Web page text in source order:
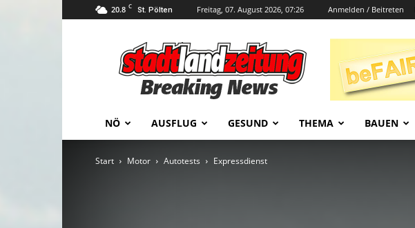
20.8 C St. Pölten Freitag, 07. August 2026, 07:26 Anmelden / Beitreten
stadtlandzeitung
NÖ AUSFLUG GESUND THEMA BAUEN
Start Motor Autotests Expressdienst